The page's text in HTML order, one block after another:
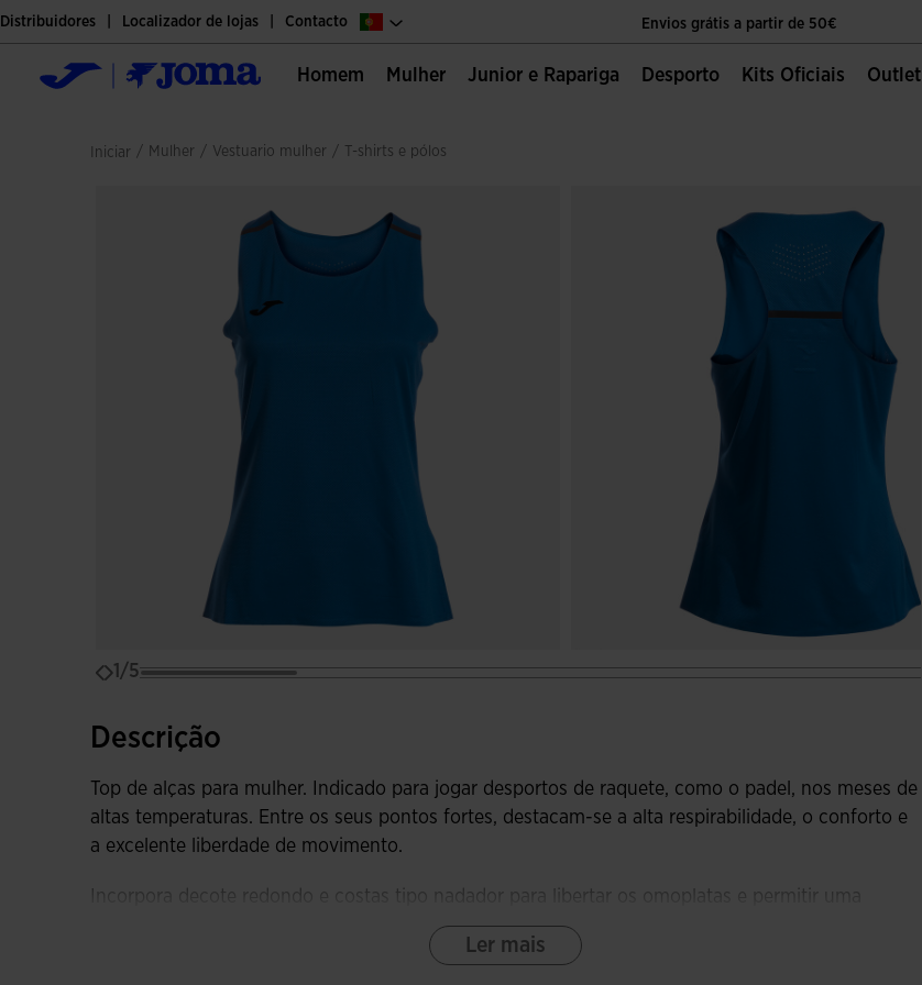
Envios grátis a partir de 50€
O único sítio oficial da Joma Sport
Envios grátis a partir de 50€
Distribuidores Localizador de lojas Contacto
Homem Mulher Junior e Rapariga Desporto Kits Oficiais Outlet
Iniciar / mulher / vestuario mulher / t-shirts e pólos
1/5
Descrição
Top de alças para mulher. Indicado para jogar desportos de raquete, como o padel, nos meses de
altas temperaturas. Entre os seus pontos fortes, destacam-se a alta respirabilidade, o conforto e
a excelente liberdade de movimento.
Incorpora decote redondo e costas tipo nadador para libertar os omoplatas e permitir uma
completa liberdade de movimento. Todos os acabamentos têm costuras termosseladas, cujo
propósito é elevar o conforto e prevenir as irritações na pele. Nas costas, tem costuras planas
Ler mais